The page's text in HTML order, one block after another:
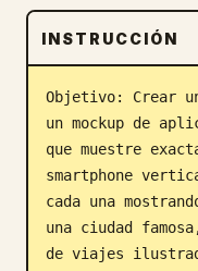
Blog
Actualizaciones
INSTRUCCIÓN
Objetivo: Crear
un mockup de
que muestre
smartphone
cada una
una ciudad
de viajes